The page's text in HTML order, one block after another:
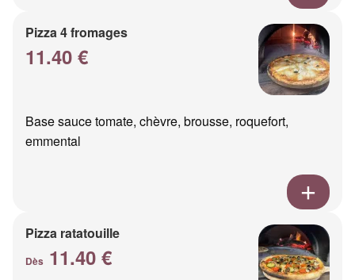
Pizza 4 fromages
11.40 €
Base sauce tomate, chèvre, brousse, roquefort,
emmental
Pizza ratatouille
Dès 11.40 €